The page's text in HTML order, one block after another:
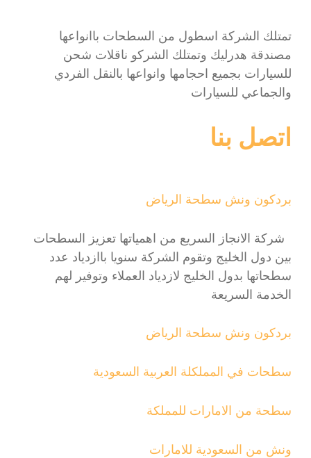
تمتلك الشركة اسطول من السطحات باانواعها
مصندقة هدرليك وتمتلك الشركو ناقلات شحن
للسيارات بجميع احجامها وانواعها بالنقل الفردي
والجماعي للسيارات
اتصل بنا
بردكون ونش سطحة الرياض
شركة الانجاز السريع من اهمياتها تعزيز السطحات
بين دول الخليج وتقوم الشركة سنويا باازدياد عدد
سطحاتها بدول الخليج لازدياد العملاء وتوفير لهم
الخدمة السريعة
بردكون ونش سطحة الرياض
سطحات في المملكلة العربية السعودية
سطحة من الامارات للمملكة
ونش من السعودية للامارات